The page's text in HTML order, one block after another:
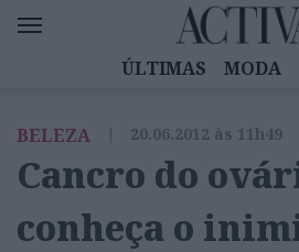
ÚLTIMAS MODA
EMOÇÕES
MULHERES
DIZ QUEM SABE
ACTIVA
BELEZA | 20.06.2012 às 11h49
Cancro do
conheça o